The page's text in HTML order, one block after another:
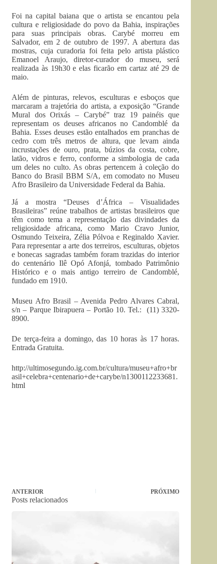
Foi na capital baiana que o artista se encantou pela
cultura e religiosidade do povo da Bahia, inspirações
para suas principais obras. Carybé morreu em
Salvador, em 2 de outubro de 1997. A abertura das
mostras, cuja curadoria foi feita pelo artista plástico
Emanoel Araujo, diretor-curador do museu, será
realizada às 19h30 e elas ficarão em cartaz até 29 de
maio.
Além de pinturas, relevos, esculturas e esboços que
marcaram a trajetória do artista, a exposição “Grande
Mural dos Orixás – Carybé” traz 19 painéis que
representam os deuses africanos no Candomblé da
Bahia. Esses deuses estão entalhados em pranchas de
cedro com três metros de altura, que levam ainda
incrustações de ouro, prata, búzios da costa, cobre,
latão, vidros e ferro, conforme a simbologia de cada
um deles no culto. As obras pertencem à coleção do
Banco do Brasil BBM S/A, em comodato no Museu
Afro Brasileiro da Universidade Federal da Bahia.
Já a mostra “Deuses d’África – Visualidades
Brasileiras” reúne trabalhos de artistas brasileiros que
têm como tema a representação das divindades da
religiosidade africana, como Mario Cravo Junior,
Osmundo Teixeira, Zélia Pólvoa e Reginaldo Xavier.
Para representar a arte dos terreiros, esculturas, objetos
e bonecas sagradas também foram trazidas do interior
do centenário Ilê Opó Afonjá, tombado Patrimônio
Histórico e o mais antigo terreiro de Candomblé,
fundado em 1910.
Museu Afro Brasil – Avenida Pedro Alvares Cabral,
s/n – Parque Ibirapuera – Portão 10. Tel.: (11) 3320-
8900.
De terça-feira a domingo, das 10 horas às 17 horas.
Entrada Gratuita.
http://ultimosegundo.ig.com.br/cultura/museu+afro+br
asil+celebra+centenario+de+carybe/n1300112233681.
html
ANTERIOR PRÓXIMO
Posts relacionados